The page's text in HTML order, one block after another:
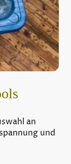
an
und